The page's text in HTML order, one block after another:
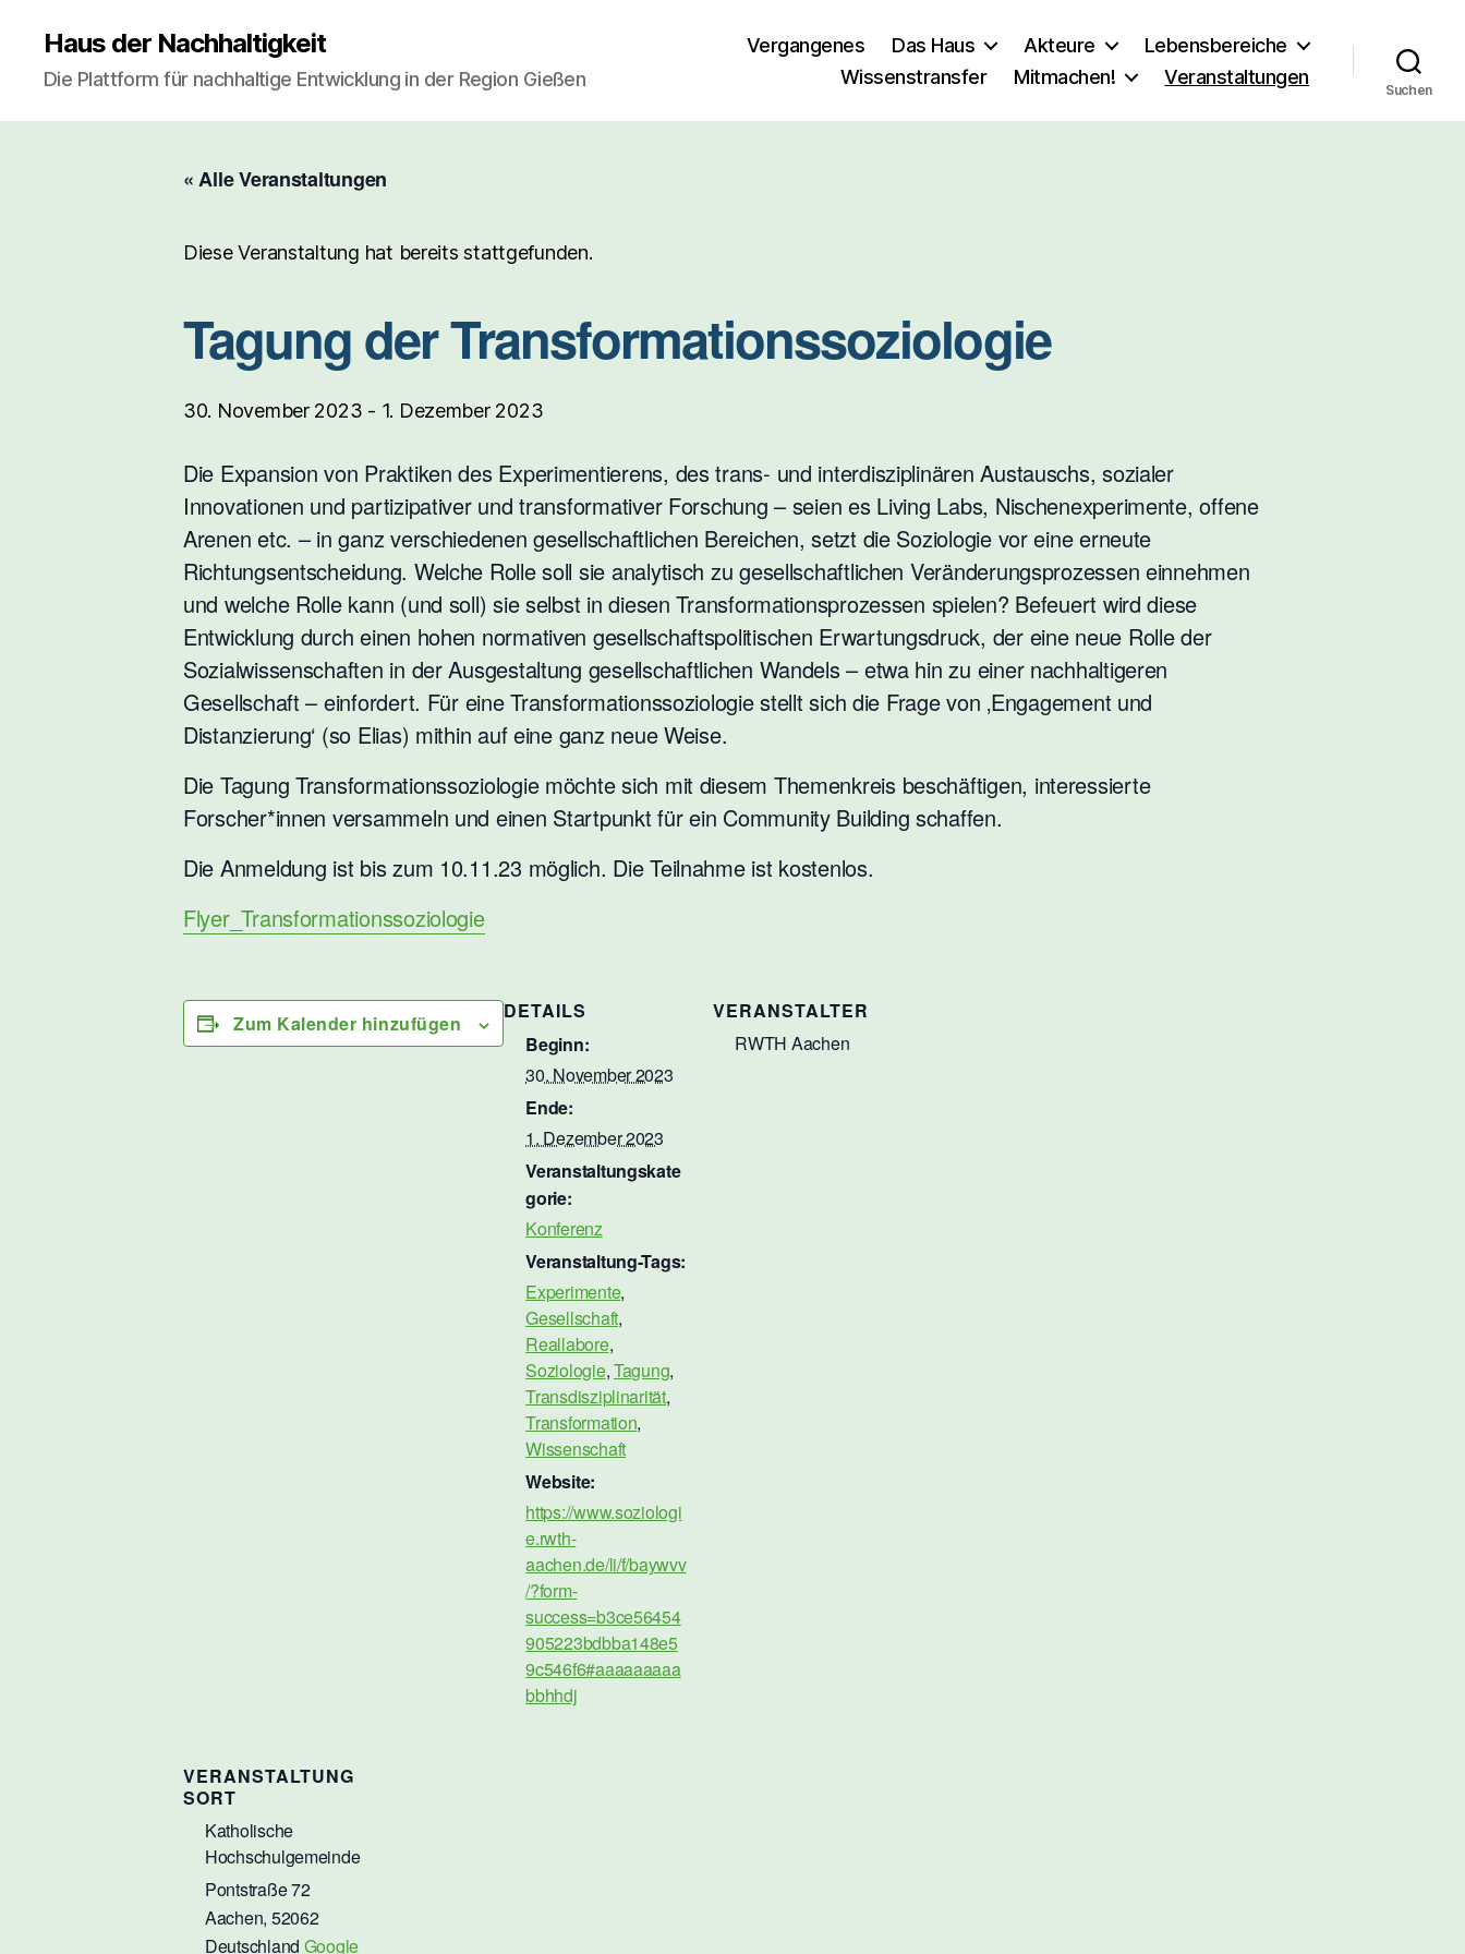
Haus der Nachhaltigkeit
Die Plattform für nachhaltige Entwicklung in der Region Gießen
Vergangenes Das Haus Akteure
Lebensbereiche
Wissenstransfer
Mitmachen! Veranstaltungen
Suchen
« Alle Veranstaltungen
Diese Veranstaltung hat bereits stattgefunden.
Tagung der Transformationssoziologie
30. November 2023 - 1. Dezember 2023
Die Expansion von Praktiken des Experimentierens, des trans- und interdisziplinären Austauschs, sozialer
Innovationen und partizipativer und transformativer Forschung – seien es Living Labs, Nischenexperimente, offene
Arenen etc. – in ganz verschiedenen gesellschaftlichen Bereichen, setzt die Soziologie vor eine erneute
Richtungsentscheidung. Welche Rolle soll sie analytisch zu gesellschaftlichen Veränderungsprozessen einnehmen
und welche Rolle kann (und soll) sie selbst in diesen Transformationsprozessen spielen? Befeuert wird diese
Entwicklung durch einen hohen normativen gesellschaftspolitischen Erwartungsdruck, der eine neue Rolle der
Sozialwissenschaften in der Ausgestaltung gesellschaftlichen Wandels – etwa hin zu einer nachhaltigeren
Gesellschaft – einfordert. Für eine Transformationssoziologie stellt sich die Frage von ‚Engagement und
Distanzierung‘ (so Elias) mithin auf eine ganz neue Weise.
Die Tagung Transformationssoziologie möchte sich mit diesem Themenkreis beschäftigen, interessierte
Forscher*innen versammeln und einen Startpunkt für ein Community Building schaffen.
Die Anmeldung ist bis zum 10.11.23 möglich. Die Teilnahme ist kostenlos.
Flyer_Transformationssoziologie
Zum Kalender hinzufügen
DETAILS
Beginn:
30. November 2023
Ende:
1. Dezember 2023
Veranstaltungskate
gorie:
Konferenz
Veranstaltung-Tags:
Experimente,
Gesellschaft,
Reallabore,
Soziologie,Tagung,
Transdisziplinarität,
Transformation,
Wissenschaft
Website:
https://www.soziologi
e.rwth-
aachen.de/li/f/baywvv
/?form-
success=b3ce56454
905223bdbba148e5
9c546f6#aaaaaaaaa
bbhhdj
VERANSTALTER
RWTH Aachen
VERANSTALTUNG
SORT
Katholische
Hochschulgemeinde
Pontstraße 72
Aachen, 52062
Deutschland Google